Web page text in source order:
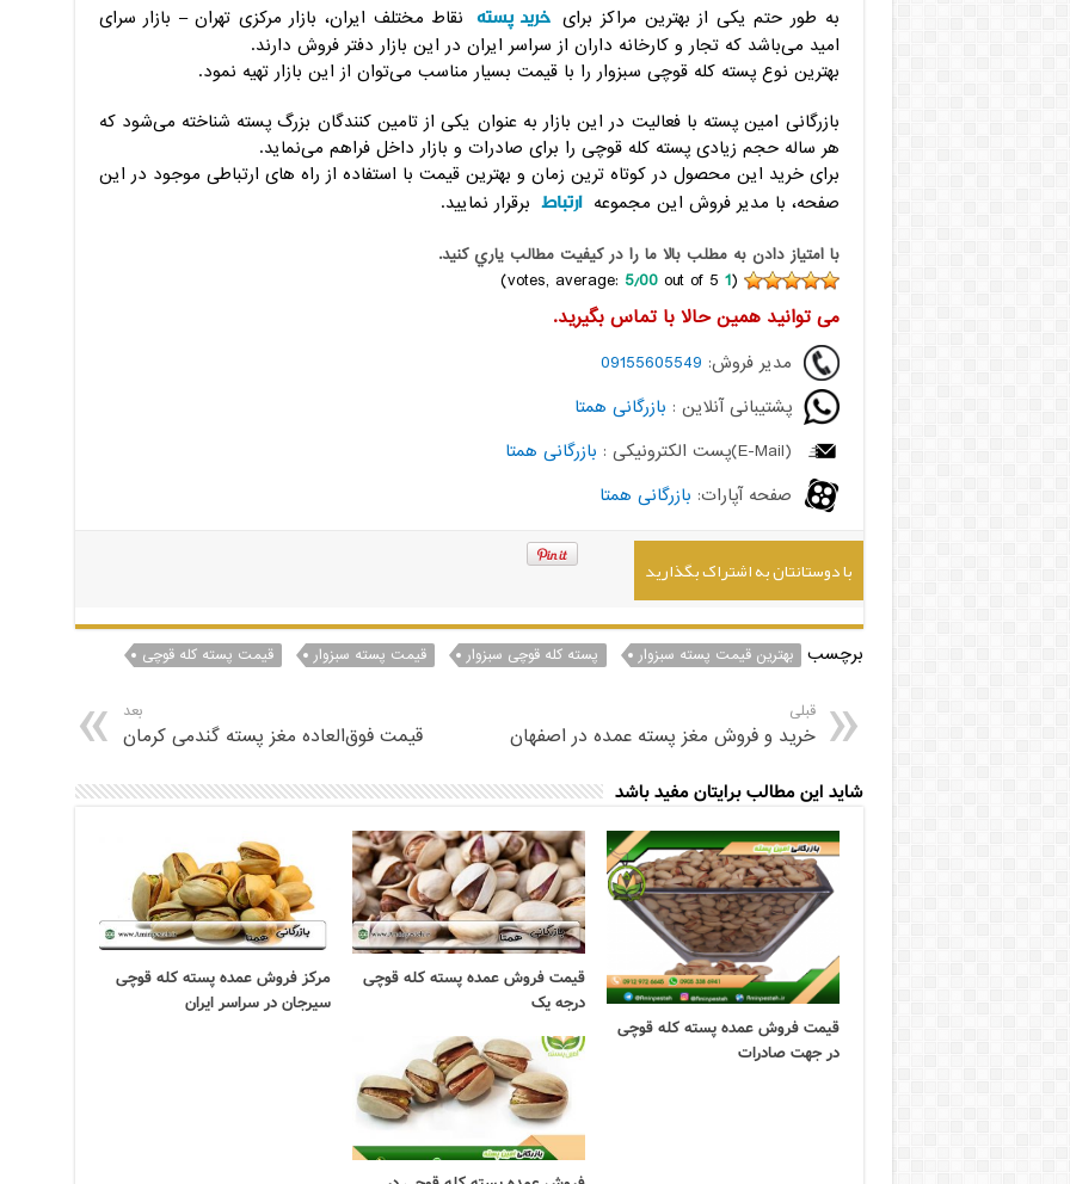
به طور حتم یکی از بهترین مراکز برای خرید پسته نقاط مختلف ایران، بازار مرکزی تهران – بازار سرای
امید می‌باشد که تجار و کارخانه داران از سراسر ایران در این بازار دفتر فروش دارند.
بهترین نوع پسته کله قوچی سبزوار را با قیمت بسیار مناسب می‌توان از این بازار تهیه نمود.
بازرگانی امین پسته با فعالیت در این بازار به عنوان یکی از تامین کنندگان بزرگ پسته شناخته می‌شود که
هر ساله حجم زیادی پسته کله قوچی را برای صادرات و بازار داخل فراهم می‌نماید.
برای خرید این محصول در کوتاه ترین زمان و بهترین قیمت با استفاده از راه های ارتباطی موجود در این
صفحه، با مدیر فروش این مجموعه ارتباط برقرار نمایید.
با امتياز دادن به مطلب بالا ما را در کيفيت مطالب ياري کنيد.
(
1 5٫00out of 5)
می توانید همین حالا با تماس بگیرید.
مدیر فروش: 09155605549
پشتیبانی آنلاین : بازرگانی همتا
(E-Mail)پست الکترونیکی :
بازرگانی همتا
صفحه آپارات: بازرگانی همتا
با دوستانتان به اشتراک بگذارید
برچسب بهترین قیمت پسته سبزوار پسته کله قوچی سبزوار قیمت پسته سبزوار قیمت پسته کله قوچی
قبلی
خرید و فروش مغز پسته عمده در اصفهان
بعد
قیمت فوق‌العاده مغز پسته گندمی کرمان
شاید این مطالب برایتان مفید باشد
قیمت فروش عمده پسته کله قوچی
در جهت صادرات
قیمت فروش عمده پسته کله قوچی
درجه یک
مرکز فروش عمده پسته کله قوچی
سیرجان در سراسر ایران